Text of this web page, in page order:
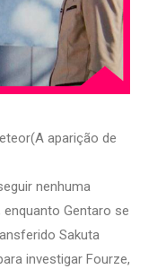
aparição de
nenhuma
Gentaro se
Sakuta
investigar Fourze,